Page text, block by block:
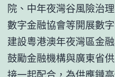
院、中年夜灣谷風險治
數字金融協會等開展數
建設粵港澳年夜灣區金
鼓勵金融機構與廣東省
接一起配合，為供應鏈